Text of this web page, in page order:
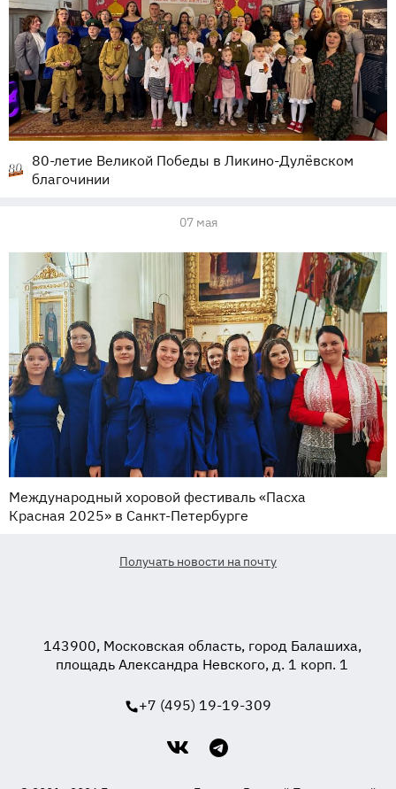
80-летие Великой Победы в Ликино-Дулёвском
благочинии
07 мая
Международный хоровой фестиваль «Пасха
Красная 2025» в Санкт-Петербурге
Получать новости на почту
143900, Московская область, город Балашиха,
площадь Александра Невского, д. 1 корп. 1
+7 (495) 19-19-309